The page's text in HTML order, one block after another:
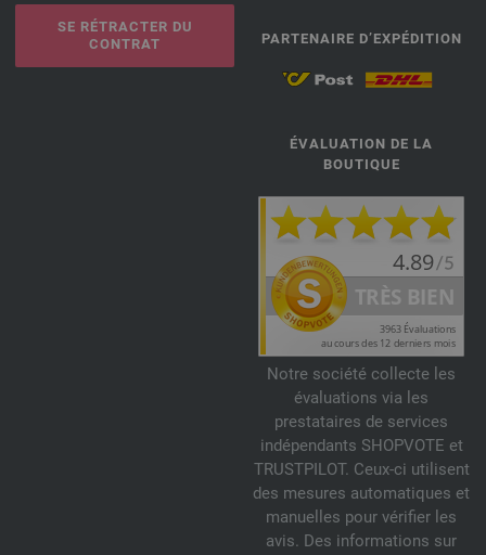
SE RÉTRACTER DU
CONTRAT
PARTENAIRE D’EXPÉDITION
ÉVALUATION DE LA
BOUTIQUE
Notre société collecte les
évaluations via les
prestataires de services
indépendants SHOPVOTE et
TRUSTPILOT. Ceux-ci utilisent
des mesures automatiques et
manuelles pour vérifier les
avis. Des informations sur